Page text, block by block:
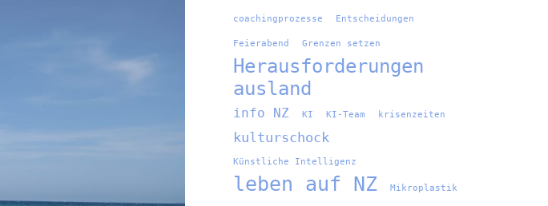
coachingprozesse Entscheidungen
Feierabend Grenzen setzen
Herausforderungen
ausland
info NZ KI KI-Team krisenzeiten
kulturschock
Künstliche Intelligenz
leben auf NZ Mikroplastik